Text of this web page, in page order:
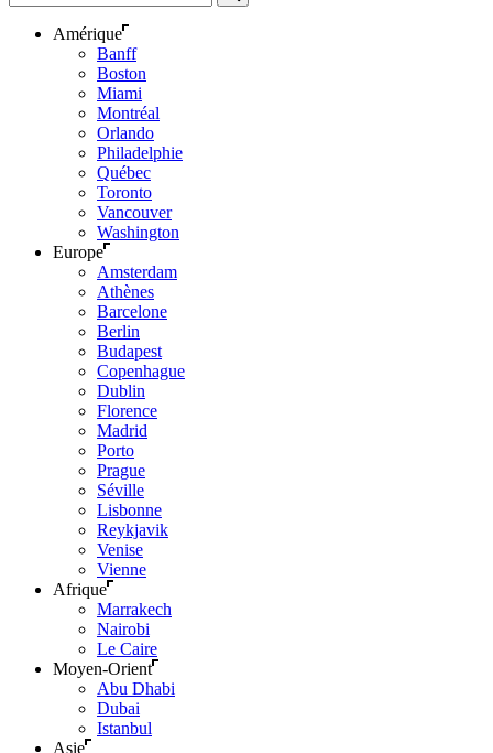
Amérique
Banff
Boston
Miami
Montréal
Orlando
Philadelphie
Québec
Toronto
Vancouver
Washington
Europe
Amsterdam
Athènes
Barcelone
Berlin
Budapest
Copenhague
Dublin
Florence
Madrid
Porto
Prague
Séville
Lisbonne
Reykjavik
Venise
Vienne
Afrique
Marrakech
Nairobi
Le Caire
Moyen-Orient
Abu Dhabi
Dubai
Istanbul
Asie